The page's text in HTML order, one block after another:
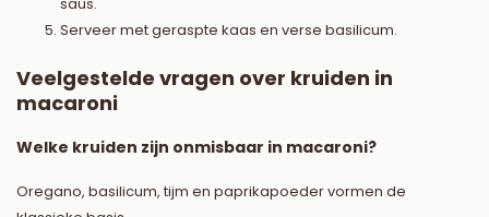
Serveer met geraspte kaas en verse basilicum.
Veelgestelde vragen over kruiden in
macaroni
Welke kruiden zijn onmisbaar in macaroni?
Oregano, basilicum, tijm en paprikapoeder vormen de